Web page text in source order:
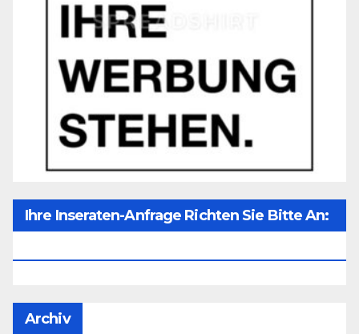
Ihre Inseraten-Anfrage Richten Sie Bitte An:
Archiv